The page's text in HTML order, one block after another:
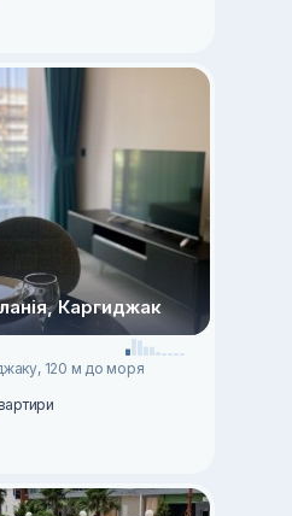
Каргиджак
120 м до моря